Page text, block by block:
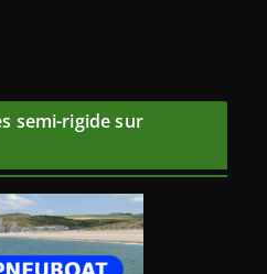
semi-rigide sur